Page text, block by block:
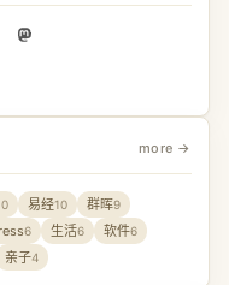
more →
易经10 群晖9
6 生活6 软件6
亲子4